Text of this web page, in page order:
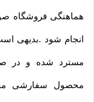
هماهنگی فروشگاه
انجام شود .بدیهی
مسترد شده و در
محصول سفارشی